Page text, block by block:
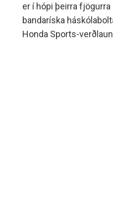
er í hópi þeirra
banda­ríska
Honda Sports-